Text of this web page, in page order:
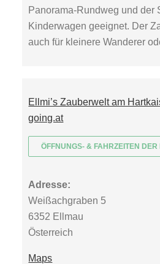
Panorama-Rundweg und der
Kinderwagen geeignet. Der
auch für kleinere Wanderer
Ellmi’s Zauberwelt am
going.at
ÖFFNUNGS- & FAHRZEITEN DER
Adresse:
Weißachgraben 5
6352 Ellmau
Österreich
Maps